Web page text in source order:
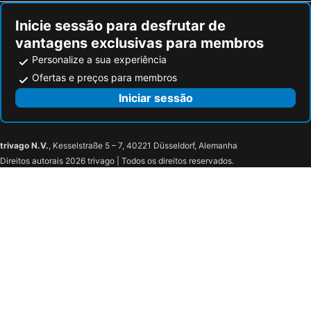
Inicie sessão para desfrutar de
vantagens exclusivas para membros
Personalize a sua experiência
Ofertas e preços para membros
Iniciar sessão
trivago N.V., Kesselstraße 5 – 7, 40221 Düsseldorf, Alemanha
Direitos autorais 2026 trivago | Todos os direitos reservados.